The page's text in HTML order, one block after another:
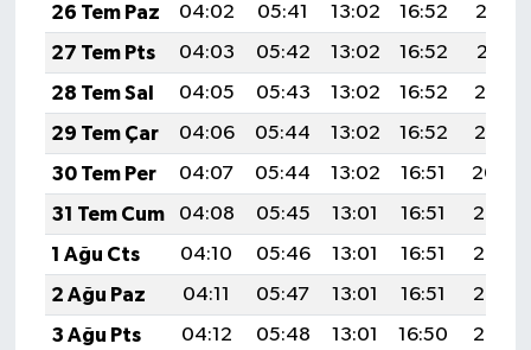
26 Tem Paz
04:02 05:41 13:02 16:52
20:12
27 Tem Pts
04:03 05:42 13:02 16:52
20:11
28 Tem Sal
04:05 05:43 13:02 16:52
20:10
29 Tem Çar
04:06 05:44 13:02 16:52
20:10
30 Tem Per
04:07 05:44 13:02 16:51
20:09
31 Tem Cum
04:08 05:45 13:01 16:51
20:08
1 Ağu Cts
04:10 05:46 13:01 16:51
20:07
2 Ağu Paz
04:11 05:47 13:01 16:51
20:06
3 Ağu Pts
04:12 05:48 13:01 16:50
20:05